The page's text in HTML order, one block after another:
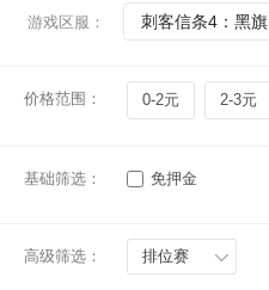
游戏区服： 刺客信条4：黑旗
价格范围： 0-2元 2-3元
基础筛选： 免押金
高级筛选： 排位赛